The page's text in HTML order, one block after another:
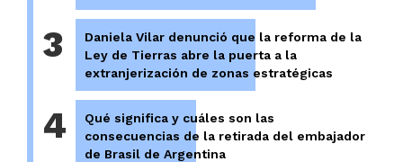
3
Daniela Vilar denunció que la reforma de la
Ley de Tierras abre la puerta a la
extranjerización de zonas estratégicas
4
Qué significa y cuáles son las
consecuencias de la retirada del embajador
de Brasil de Argentina